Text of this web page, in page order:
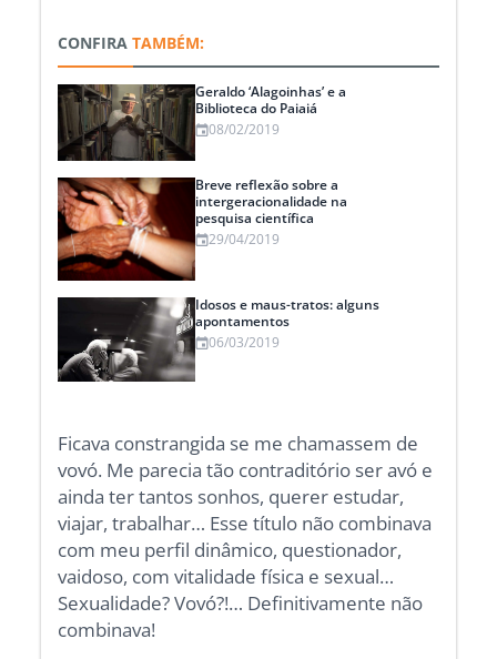
CONFIRA TAMBÉM:
Geraldo ‘Alagoinhas’ e a
Biblioteca do Paiaiá
08/02/2019
Breve reflexão sobre a
intergeracionalidade na
pesquisa científica
29/04/2019
Idosos e maus-tratos: alguns
apontamentos
06/03/2019
Ficava constrangida se me chamassem de
vovó. Me parecia tão contraditório ser avó e
ainda ter tantos sonhos, querer estudar,
viajar, trabalhar… Esse título não combinava
com meu perfil dinâmico, questionador,
vaidoso, com vitalidade física e sexual…
Sexualidade? Vovó?!… Definitivamente não
combinava!